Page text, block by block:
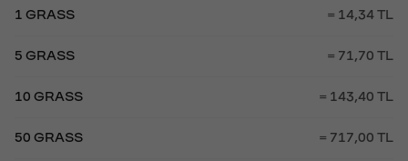
1 GRASS = 14,34 TL
5 GRASS = 71,70 TL
10 GRASS = 143,40 TL
50 GRASS = 717,00 TL